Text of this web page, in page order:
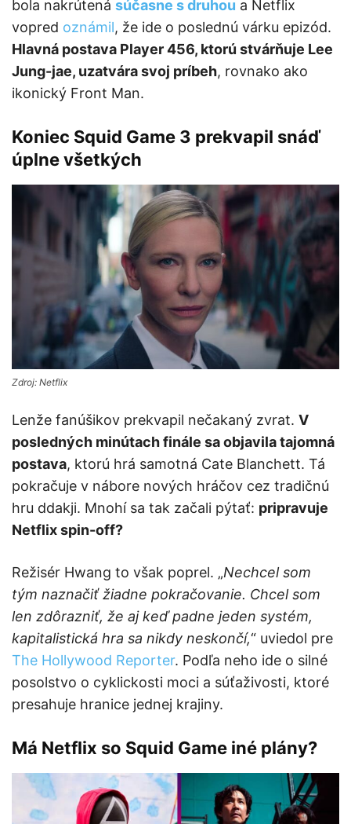
bola nakrútená súčasne s druhou a Netflix
vopred oznámil, že ide o poslednú várku epizód.
Hlavná postava Player 456, ktorú stvárňuje Lee
Jung-jae, uzatvára svoj príbeh, rovnako ako
ikonický Front Man.
Koniec Squid Game 3 prekvapil snáď
úplne všetkých
Zdroj: Netflix
Lenže fanúšikov prekvapil nečakaný zvrat. V
posledných minútach finále sa objavila tajomná
postava, ktorú hrá samotná Cate Blanchett. Tá
pokračuje v nábore nových hráčov cez tradičnú
hru ddakji. Mnohí sa tak začali pýtať: pripravuje
Netflix spin-off?
Režisér Hwang to však poprel. „Nechcel som
tým naznačiť žiadne pokračovanie. Chcel som
len zdôrazniť, že aj keď padne jeden systém,
kapitalistická hra sa nikdy neskončí,“ uviedol pre
The Hollywood Reporter. Podľa neho ide o silné
posolstvo o cyklickosti moci a súťaživosti, ktoré
presahuje hranice jednej krajiny.
Má Netflix so Squid Game iné plány?